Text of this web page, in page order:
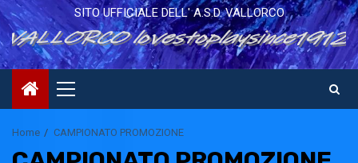
SITO UFFICIALE DELL' A.S.D. VALLORCO
Primary
Menu
Home CAMPIONATO PROMOZIONE